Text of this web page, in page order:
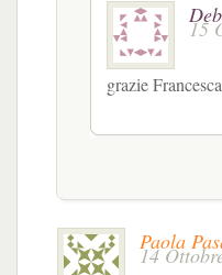
15
grazie
Paola
14